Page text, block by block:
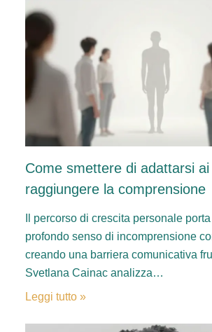
Come smettere di adattarsi
raggiungere la comprensione
Il percorso di crescita personale
profondo senso di incomprensione
creando una barriera comunicativa
Svetlana Cainac analizza…
Leggi tutto »